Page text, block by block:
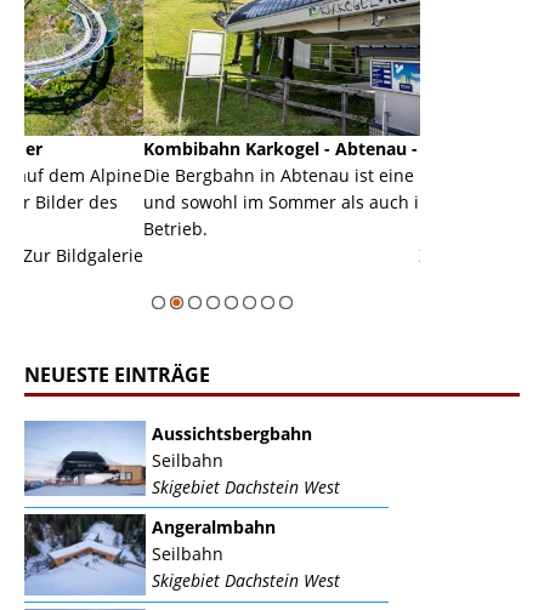
Kombibahn Karkogel - Abtenau - Salzburg
Die Bergbahn in Abtenau ist eine Kombibahn
und sowohl im Sommer als auch im Winter in
Zur Bildgalerie
NEUESTE EINTRÄGE
Aussichtsbergbahn
Seilbahn
Skigebiet Dachstein West
Angeralmbahn
Seilbahn
Skigebiet Dachstein West